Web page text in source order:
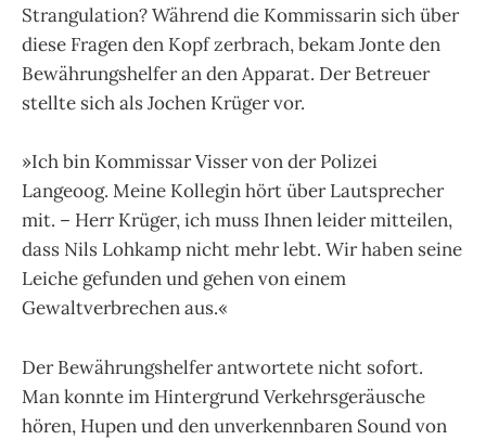
Strangulation? Während die Kommissarin sich über
diese Fragen den Kopf zerbrach, bekam Jonte den
Bewährungshelfer an den Apparat. Der Betreuer
stellte sich als Jochen Krüger vor.
»Ich bin Kommissar Visser von der Polizei
Langeoog. Meine Kollegin hört über Lautsprecher
mit. – Herr Krüger, ich muss Ihnen leider mitteilen,
dass Nils Lohkamp nicht mehr lebt. Wir haben seine
Leiche gefunden und gehen von einem
Gewaltverbrechen aus.«
Der Bewährungshelfer antwortete nicht sofort.
Man konnte im Hintergrund Verkehrsgeräusche
hören, Hupen und den unverkennbaren Sound von